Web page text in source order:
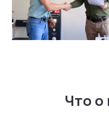
Что о